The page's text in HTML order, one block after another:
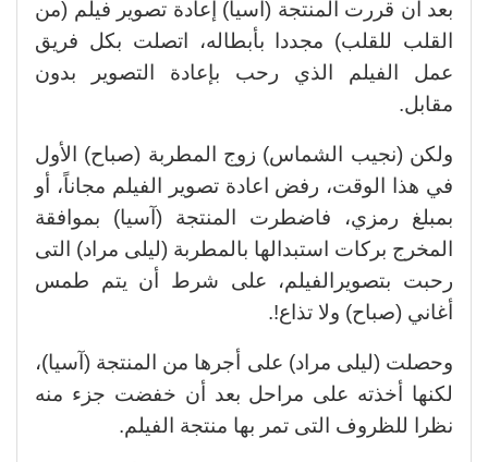
بعد أن قررت المنتجة (آسيا) إعادة تصوير فيلم (من
القلب للقلب) مجددا بأبطاله، اتصلت بكل فريق
عمل الفيلم الذي رحب بإعادة التصوير بدون
مقابل.
ولكن (نجيب الشماس) زوج المطربة (صباح) الأول
في هذا الوقت، رفض اعادة تصوير الفيلم مجاناً، أو
بمبلغ رمزي، فاضطرت المنتجة (آسيا) بموافقة
المخرج بركات استبدالها بالمطربة (ليلى مراد) التى
رحبت بتصويرالفيلم، على شرط أن يتم طمس
أغاني (صباح) ولا تذاع!.
وحصلت (ليلى مراد) على أجرها من المنتجة (آسيا)،
لكنها أخذته على مراحل بعد أن خفضت جزء منه
نظرا للظروف التى تمر بها منتجة الفيلم.